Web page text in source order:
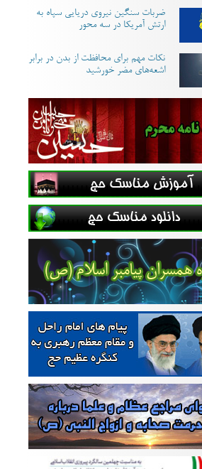
ضربات سنگین نیروی دریایی سپاه به
ارتش آمریکا در سه محور
نکات مهم برای محافظت از بدن در برابر
اشعه‌های مضر خورشید